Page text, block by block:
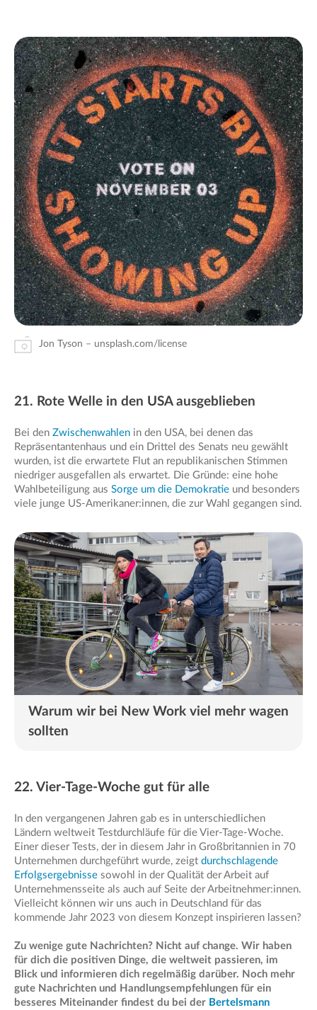
Jon Tyson – unsplash.com/license
21. Rote Welle in den USA ausgeblieben
Bei den Zwischenwahlen in den USA, bei denen das
Repräsentantenhaus und ein Drittel des Senats neu gewählt
wurden, ist die erwartete Flut an republikanischen Stimmen
niedriger ausgefallen als erwartet. Die Gründe: eine hohe
Wahlbeteiligung aus Sorge um die Demokratie und besonders
viele junge US-Amerikaner:innen, die zur Wahl gegangen sind.
Warum wir bei New Work viel mehr wagen
sollten
22. Vier-Tage-Woche gut für alle
In den vergangenen Jahren gab es in unterschiedlichen
Ländern weltweit Testdurchläufe für die Vier-Tage-Woche.
Einer dieser Tests, der in diesem Jahr in Großbritannien in 70
Unternehmen durchgeführt wurde, zeigt durchschlagende
Erfolgsergebnisse sowohl in der Qualität der Arbeit auf
Unternehmensseite als auch auf Seite der Arbeitnehmer:innen.
Vielleicht können wir uns auch in Deutschland für das
kommende Jahr 2023 von diesem Konzept inspirieren lassen?
Zu wenige gute Nachrichten? Nicht auf change. Wir haben
für dich die positiven Dinge, die weltweit passieren, im
Blick und informieren dich regelmäßig darüber. Noch mehr
gute Nachrichten und Handlungsempfehlungen für ein
besseres Miteinander findest du bei der Bertelsmann